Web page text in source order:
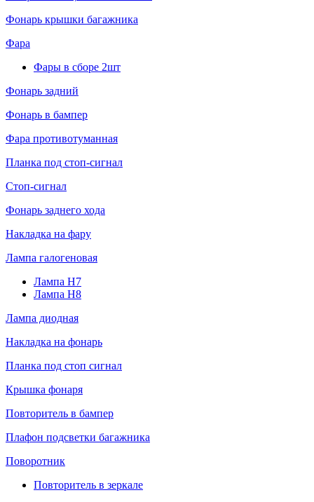
Фонарь крышки багажника
Фара
Фары в сборе 2шт
Фонарь задний
Фонарь в бампер
Фара противотуманная
Планка под стоп-сигнал
Стоп-сигнал
Фонарь заднего хода
Накладка на фару
Лампа галогеновая
Лампа H7
Лампа H8
Лампа диодная
Накладка на фонарь
Планка под стоп сигнал
Крышка фонаря
Повторитель в бампер
Плафон подсветки багажника
Поворотник
Повторитель в зеркале